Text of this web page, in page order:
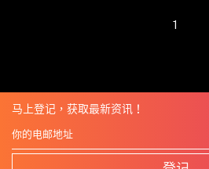
1
马上登记，获取最新资讯！